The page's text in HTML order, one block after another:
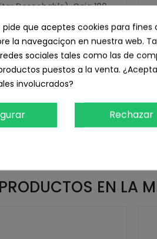
Desechable), Caja 100
13,42 € IVA inc.
11,09 € sin IVA
Añadir Al Carrito
EN LA
pide que aceptes cookies para
la navegaciçon en nuestra web.
sociales tales como las de
puestos a la venta.
involucrados?
Rechazar